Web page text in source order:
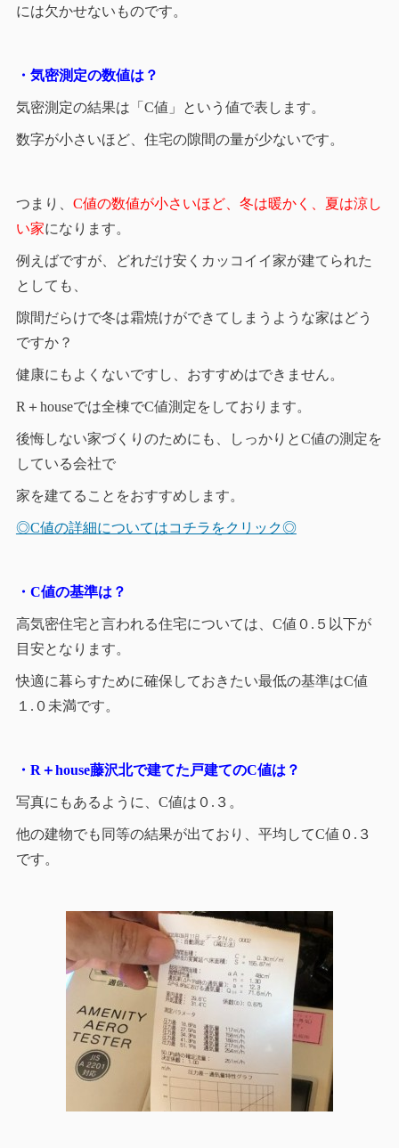
には欠かせないものです。
・気密測定の数値は？
気密測定の結果は「C値」という値で表します。
数字が小さいほど、住宅の隙間の量が少ないです。
つまり、 C値の数値が小さいほど、冬は暖かく、夏は涼し
い家になります。
例えばですが、どれだけ安くカッコイイ家が建てられた
としても、
隙間だらけで冬は霜焼けができてしまうような家はどう
ですか？
健康にもよくないですし、おすすめはできません。
R＋houseでは全棟でC値測定をしております。
後悔しない家づくりのためにも、しっかりとC値の測定を
している会社で
家を建てることをおすすめします。
◎C値の詳細についてはコチラをクリック◎
・C値の基準は？
高気密住宅と言われる住宅については、C値０.５以下が
目安となります。
快適に暮らすために確保しておきたい最低の基準はC値
１.０未満です。
・R＋house藤沢北で建てた戸建てのC値は？
写真にもあるように、C値は０.３。
他の建物でも同等の結果が出ており、平均してC値０.３
です。